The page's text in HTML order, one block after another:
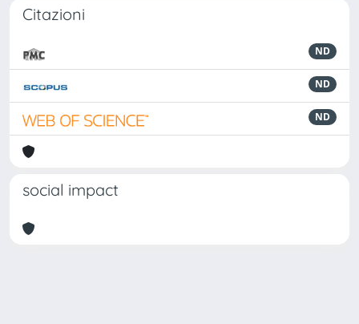
Citazioni
ND
ND
ND
social impact